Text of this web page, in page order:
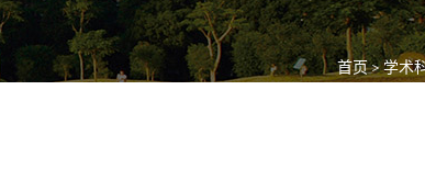
首页>学术